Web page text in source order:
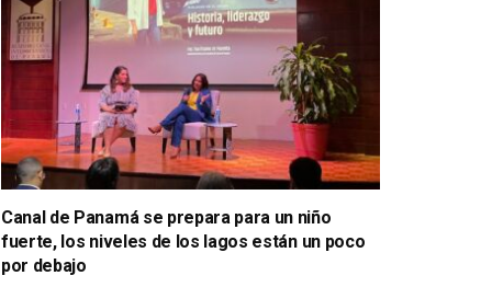
Canal de Panamá se prepara para un niño
fuerte, los niveles de los lagos están un poco
por debajo